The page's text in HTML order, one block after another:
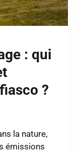
: qui
?
la nature,
émissions